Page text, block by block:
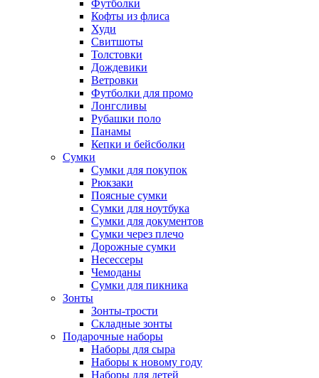
Футболки
Кофты из флиса
Худи
Свитшоты
Толстовки
Дождевики
Ветровки
Футболки для промо
Лонгсливы
Рубашки поло
Панамы
Кепки и бейсболки
Сумки
Сумки для покупок
Рюкзаки
Поясные сумки
Сумки для ноутбука
Сумки для документов
Сумки через плечо
Дорожные сумки
Несессеры
Чемоданы
Сумки для пикника
Зонты
Зонты-трости
Складные зонты
Подарочные наборы
Наборы для сыра
Наборы к новому году
Наборы для детей